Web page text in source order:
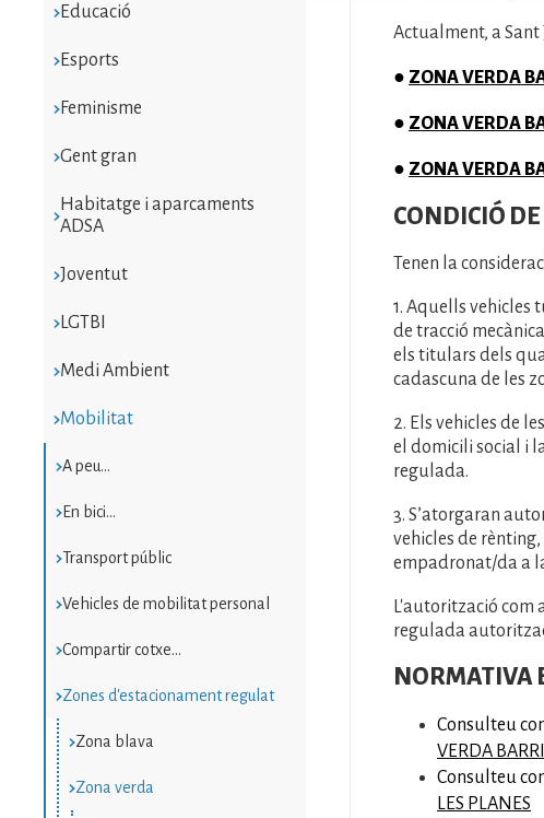
Educació
Esports
Feminisme
Gent gran
Habitatge i aparcaments
ADSA
Joventut
LGTBI
Medi Ambient
Mobilitat
A peu...
En bici...
Transport públic
Vehicles de mobilitat personal
Compartir cotxe...
Zones d'estacionament regulat
Zona blava
Zona verda
Actualment, a Sant
● ZONA VERDA
● ZONA VERDA
● ZONA VERDA
CONDICIÓ
Tenen la
1. Aquells vehicles
de tracció
els titulars dels
cadascuna de les
2. Els vehicles de
el domicili social i
regulada.
3. S’atorgaran
vehicles de
empadronat/da a
L'autorització com
regulada
NORMATIVA
Consulteu
VERDA
Consulteu
LES PLANES